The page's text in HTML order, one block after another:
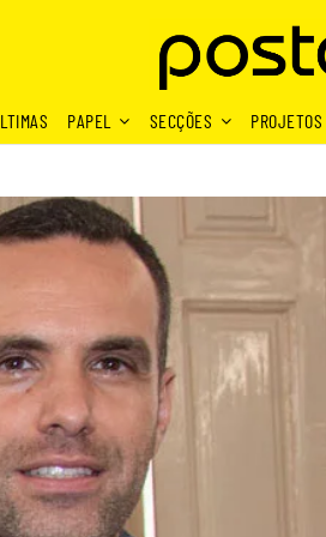
PAPEL SECÇÕES PROJETOS